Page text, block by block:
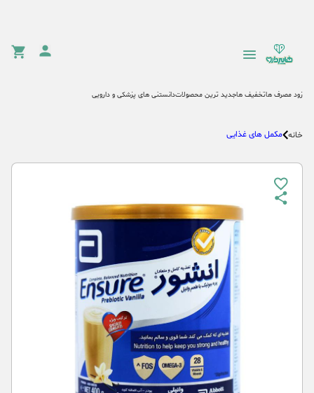
زود مصرف هاتخفیف هاجدید ترین محصولاتدانستنی های پزشکی و دارویی
خانه مکمل های غذایی